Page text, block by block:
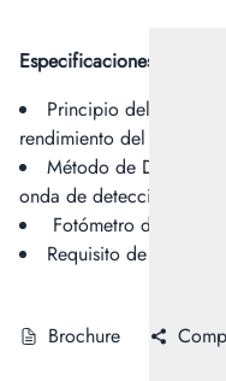
Especificaciones
Principio del
rendimiento del
Método de
onda de detección 415nm)
Fotómetro de
Requisito de
Brochure